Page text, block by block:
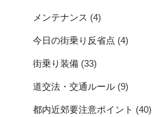
メンテナンス (4)
今日の街乗り反省点 (4)
街乗り装備 (33)
道交法・交通ルール (9)
都内近郊要注意ポイント (40)